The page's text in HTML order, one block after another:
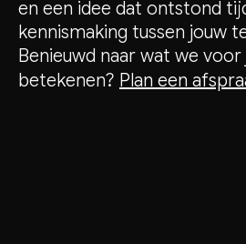
en een idee dat ontstond
kennismaking tussen jouw
Benieuwd naar wat we voor
betekenen? Plan een